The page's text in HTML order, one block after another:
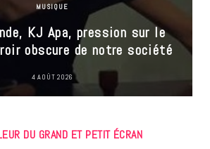
MUSIQUE
KJ Apa, pression sur le
obscure de notre société
4 AOÛT 2026
DU GRAND ET PETIT ÉCRAN